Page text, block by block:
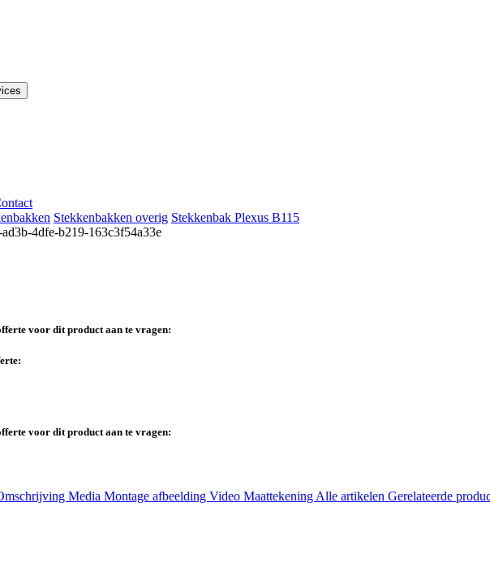
Stekkenbakken overig Stekkenbak Plexus B115
voor dit product aan te vragen:
voor dit product aan te vragen:
Media Montage afbeelding Video MaattekeningAlle artikelen Gerelateerde